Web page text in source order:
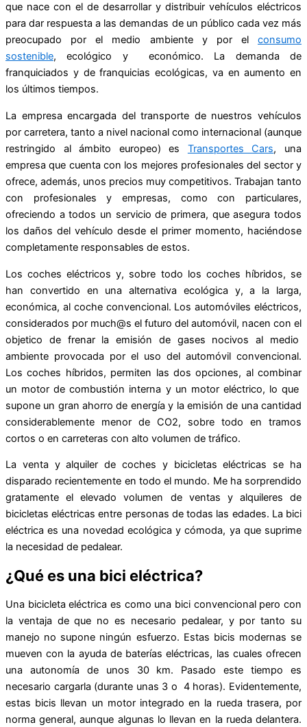
que nace con el de desarrollar y distribuir vehículos eléctricos
para dar respuesta a las demandas de un público cada vez más
preocupado por el medio ambiente y por el consumo
sostenible, ecológico y económico. La demanda de
franquiciados y de franquicias ecológicas, va en aumento en
los últimos tiempos.
La empresa encargada del transporte de nuestros vehículos
por carretera, tanto a nivel nacional como internacional (aunque
restringido al ámbito europeo) es Transportes Cars, una
empresa que cuenta con los mejores profesionales del sector y
ofrece, además, unos precios muy competitivos. Trabajan tanto
con profesionales y empresas, como con particulares,
ofreciendo a todos un servicio de primera, que asegura todos
los daños del vehículo desde el primer momento, haciéndose
completamente responsables de estos.
Los coches eléctricos y, sobre todo los coches híbridos, se
han convertido en una alternativa ecológica y, a la larga,
económica, al coche convencional. Los automóviles eléctricos,
considerados por much@s el futuro del automóvil, nacen con el
objetico de frenar la emisión de gases nocivos al medio
ambiente provocada por el uso del automóvil convencional.
Los coches híbridos, permiten las dos opciones, al combinar
un motor de combustión interna y un motor eléctrico, lo que
supone un gran ahorro de energía y la emisión de una cantidad
considerablemente menor de CO2, sobre todo en tramos
cortos o en carreteras con alto volumen de tráfico.
La venta y alquiler de coches y bicicletas eléctricas se ha
disparado recientemente en todo el mundo. Me ha sorprendido
gratamente el elevado volumen de ventas y alquileres de
bicicletas eléctricas entre personas de todas las edades. La bici
eléctrica es una novedad ecológica y cómoda, ya que suprime
la necesidad de pedalear.
¿Qué es una bici eléctrica?
Una bicicleta eléctrica es como una bici convencional pero con
la ventaja de que no es necesario pedalear, y por tanto su
manejo no supone ningún esfuerzo. Estas bicis modernas se
mueven con la ayuda de baterías eléctricas, las cuales ofrecen
una autonomía de unos 30 km. Pasado este tiempo es
necesario cargarla (durante unas 3 o 4 horas). Evidentemente,
estas bicis llevan un motor integrado en la rueda trasera, por
norma general, aunque algunas lo llevan en la rueda delantera.